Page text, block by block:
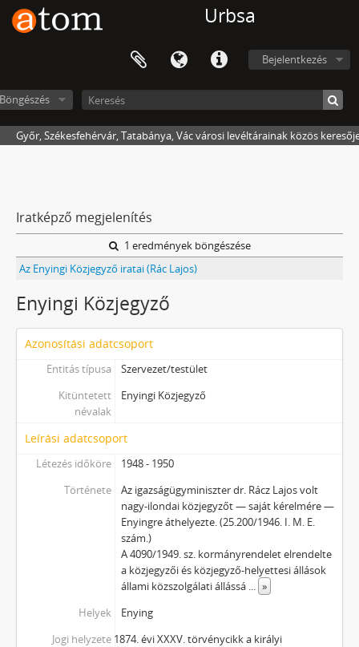
Urbsa
Bejelentkezés
Győr, Székesfehérvár, Tatabánya, Vác városi levéltárainak közös
Iratképző megjelenítés
1 eredmények böngészése
Az Enyingi Közjegyző iratai (Rác Lajos)
Enyingi Közjegyző
Azonosítási adatcsoport
Entitás típusa
Szervezet/testület
Kitüntetett
névalak
Enyingi Közjegyző
Leírási adatcsoport
Létezés időköre
1948 - 1950
Története
Az igazságügyminiszter dr. Rácz Lajos volt
nagy-ilondai közjegyzőt — saját kérelmére —
Enyingre áthelyezte. (25.200/1946. I. M. E.
szám.)
A 4090/1949. sz. kormányrendelet elrendelte
a közjegyzői és közjegyző-helyettesi állások
állami közszolgálati állássá ... »
Helyek
Enying
Jogi helyzete
évi XXXV. törvénycikk a királyi